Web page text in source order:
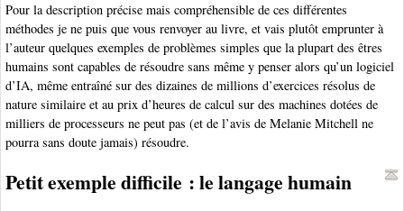
Pour la description précise mais compréhensible de ces différentes
méthodes je ne puis que vous renvoyer au livre, et vais plutôt emprunter à
l’auteur quelques exemples de problèmes simples que la plupart des êtres
humains sont capables de résoudre sans même y penser alors qu’un logiciel
d’IA, même entraîné sur des dizaines de millions d’exercices résolus de
nature similaire et au prix d’heures de calcul sur des machines dotées de
milliers de processeurs ne peut pas (et de l’avis de Melanie Mitchell ne
pourra sans doute jamais) résoudre.
Petit exemple difficile : le langage humain